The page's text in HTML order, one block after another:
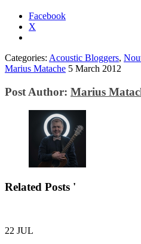
Facebook
X
Categories: Acoustic Bloggers,
Marius Matache 5 March 2012
Post Author: Marius
Related Posts '
22 JUL